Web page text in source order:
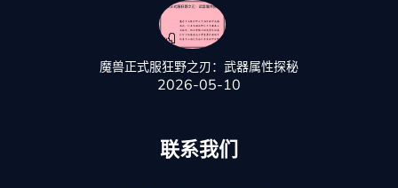
魔兽正式服狂野之刃：武器属性探秘
2026-05-10
联系我们